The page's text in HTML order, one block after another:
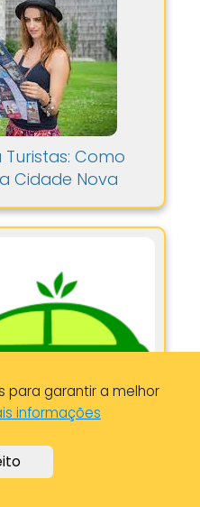
Como
Cidade Nova
dos Táxis e
para garantir a melhor
informações